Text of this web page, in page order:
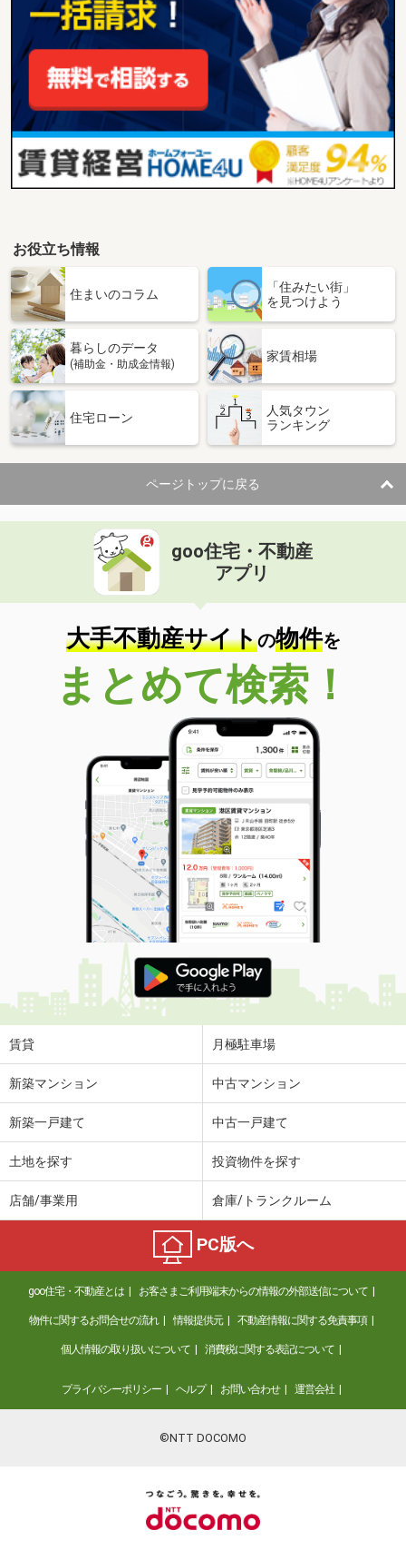
お役立ち情報
住まいのコラム
「住みたい街」
を見つけよう
暮らしのデータ
(補助金・助成金情報)
家賃相場
住宅ローン
人気タウン
ランキング
ページトップに戻る
goo住宅・不動産
アプリ
大手不動産サイトの物件を
まとめて検索！
賃貸 月極駐車場
新築マンション 中古マンション
新築一戸建て 中古一戸建て
土地を探す 投資物件を探す
店舗/事業用 倉庫/トランクルーム
PC版へ
goo住宅・不動産とは お客さまご利用端末からの情報の外部送信について
物件に関するお問合せの流れ 情報提供元 不動産情報に関する免責事項
個人情報の取り扱いについて 消費税に関する表記について
プライバシーポリシー ヘルプ お問い合わせ 運営会社
©NTT DOCOMO